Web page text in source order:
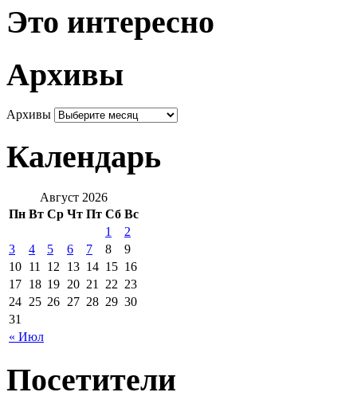
Это интересно
Архивы
Архивы
Календарь
Август 2026
Пн Вт Ср Чт Пт Сб Вс
« Июл
1
2
3
4 5 6 7 8
9
10 11 12 13 14 15 16
17 18 19 20 21 22 23
24 25 26 27 28 29 30
31
Посетители